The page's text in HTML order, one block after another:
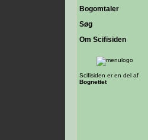
Bogomtaler
Søg
Om Scifisiden
Scifisiden er en del af
Bognettet